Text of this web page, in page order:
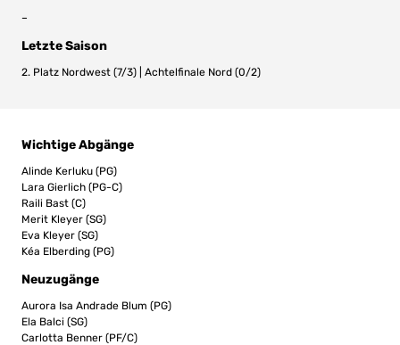
–
Letzte Saison
2. Platz Nordwest (7/3) | Achtelfinale Nord (0/2)
Wichtige Abgänge
Alinde Kerluku (PG)
Lara Gierlich (PG-C)
Raili Bast (C)
Merit Kleyer (SG)
Eva Kleyer (SG)
Kéa Elberding (PG)
Neuzugänge
Aurora Isa Andrade Blum (PG)
Ela Balci (SG)
Carlotta Benner (PF/C)